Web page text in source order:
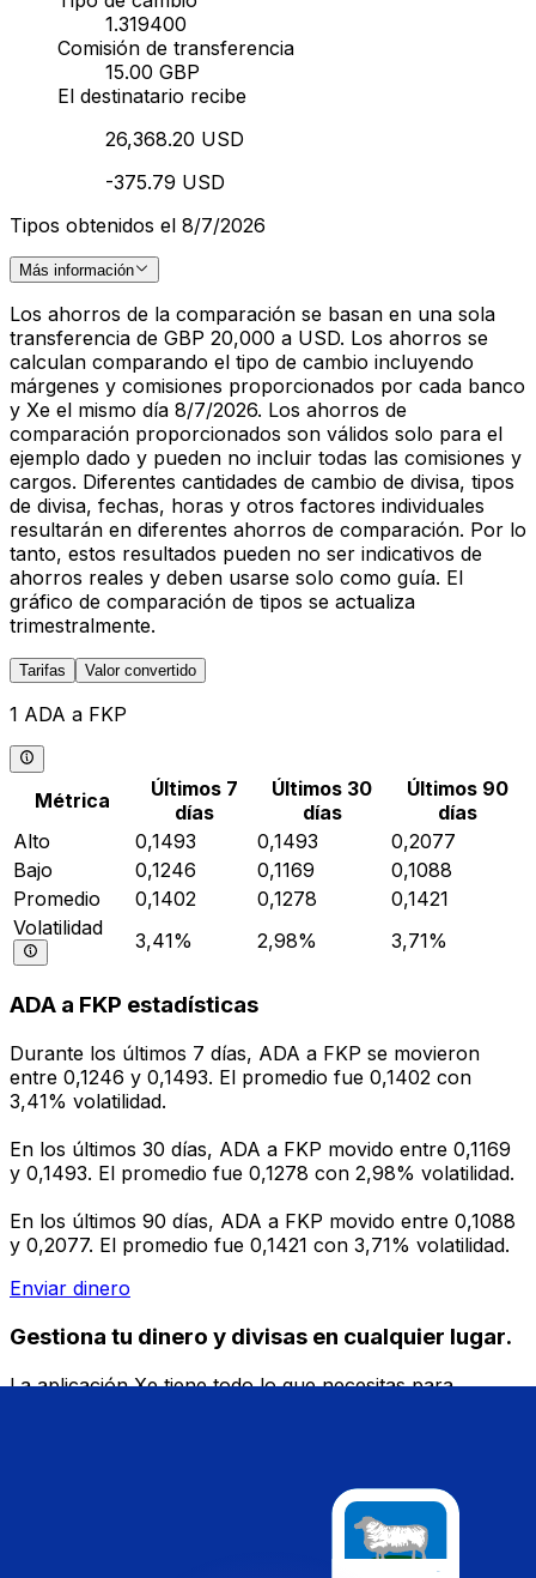
1.319400
Comisión de transferencia
15.00 GBP
El destinatario recibe
26,368.20 USD
-375.79 USD
Tipos obtenidos el 8/7/2026
Más información
Los ahorros de la comparación se basan en una sola
transferencia de GBP 20,000 a USD. Los ahorros se
calculan comparando el tipo de cambio incluyendo
márgenes y comisiones proporcionados por cada banco
y Xe el mismo día 8/7/2026. Los ahorros de
comparación proporcionados son válidos solo para el
ejemplo dado y pueden no incluir todas las comisiones y
cargos. Diferentes cantidades de cambio de divisa, tipos
de divisa, fechas, horas y otros factores individuales
resultarán en diferentes ahorros de comparación. Por lo
tanto, estos resultados pueden no ser indicativos de
ahorros reales y deben usarse solo como guía. El
gráfico de comparación de tipos se actualiza
trimestralmente.
Tarifas Valor convertido
1 ADA a FKP
Métrica
Últimos 7
días
Últimos 30
días
Últimos 90
días
Alto
0,1493 0,1493
0,2077
Bajo
0,1246 0,1169
0,1088
Promedio
0,1402 0,1278
0,1421
Volatilidad
3,41% 2,98% 3,71%
ADA a FKP estadísticas
Durante los últimos 7 días, ADA a FKP se movieron
entre 0,1246 y 0,1493. El promedio fue 0,1402 con
3,41% volatilidad.
En los últimos 30 días, ADA a FKP movido entre 0,1169
y 0,1493. El promedio fue 0,1278 con 2,98% volatilidad.
En los últimos 90 días, ADA a FKP movido entre 0,1088
y 0,2077. El promedio fue 0,1421 con 3,71% volatilidad.
Enviar dinero
Gestiona tu dinero y divisas en cualquier lugar.
La aplicación Xe tiene todo lo que necesitas para